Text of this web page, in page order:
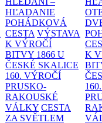
HĽADANIE
POHÁDKOVÁ
CESTA VÝSTAVA
K VÝROČÍ
BITVY 1866 U
ČESKÉ SKALICE
160. VÝROČÍ
PRUSKO-
RAKOUSKÉ
VÁLKY CESTA
ZA SVĚTLEM
K